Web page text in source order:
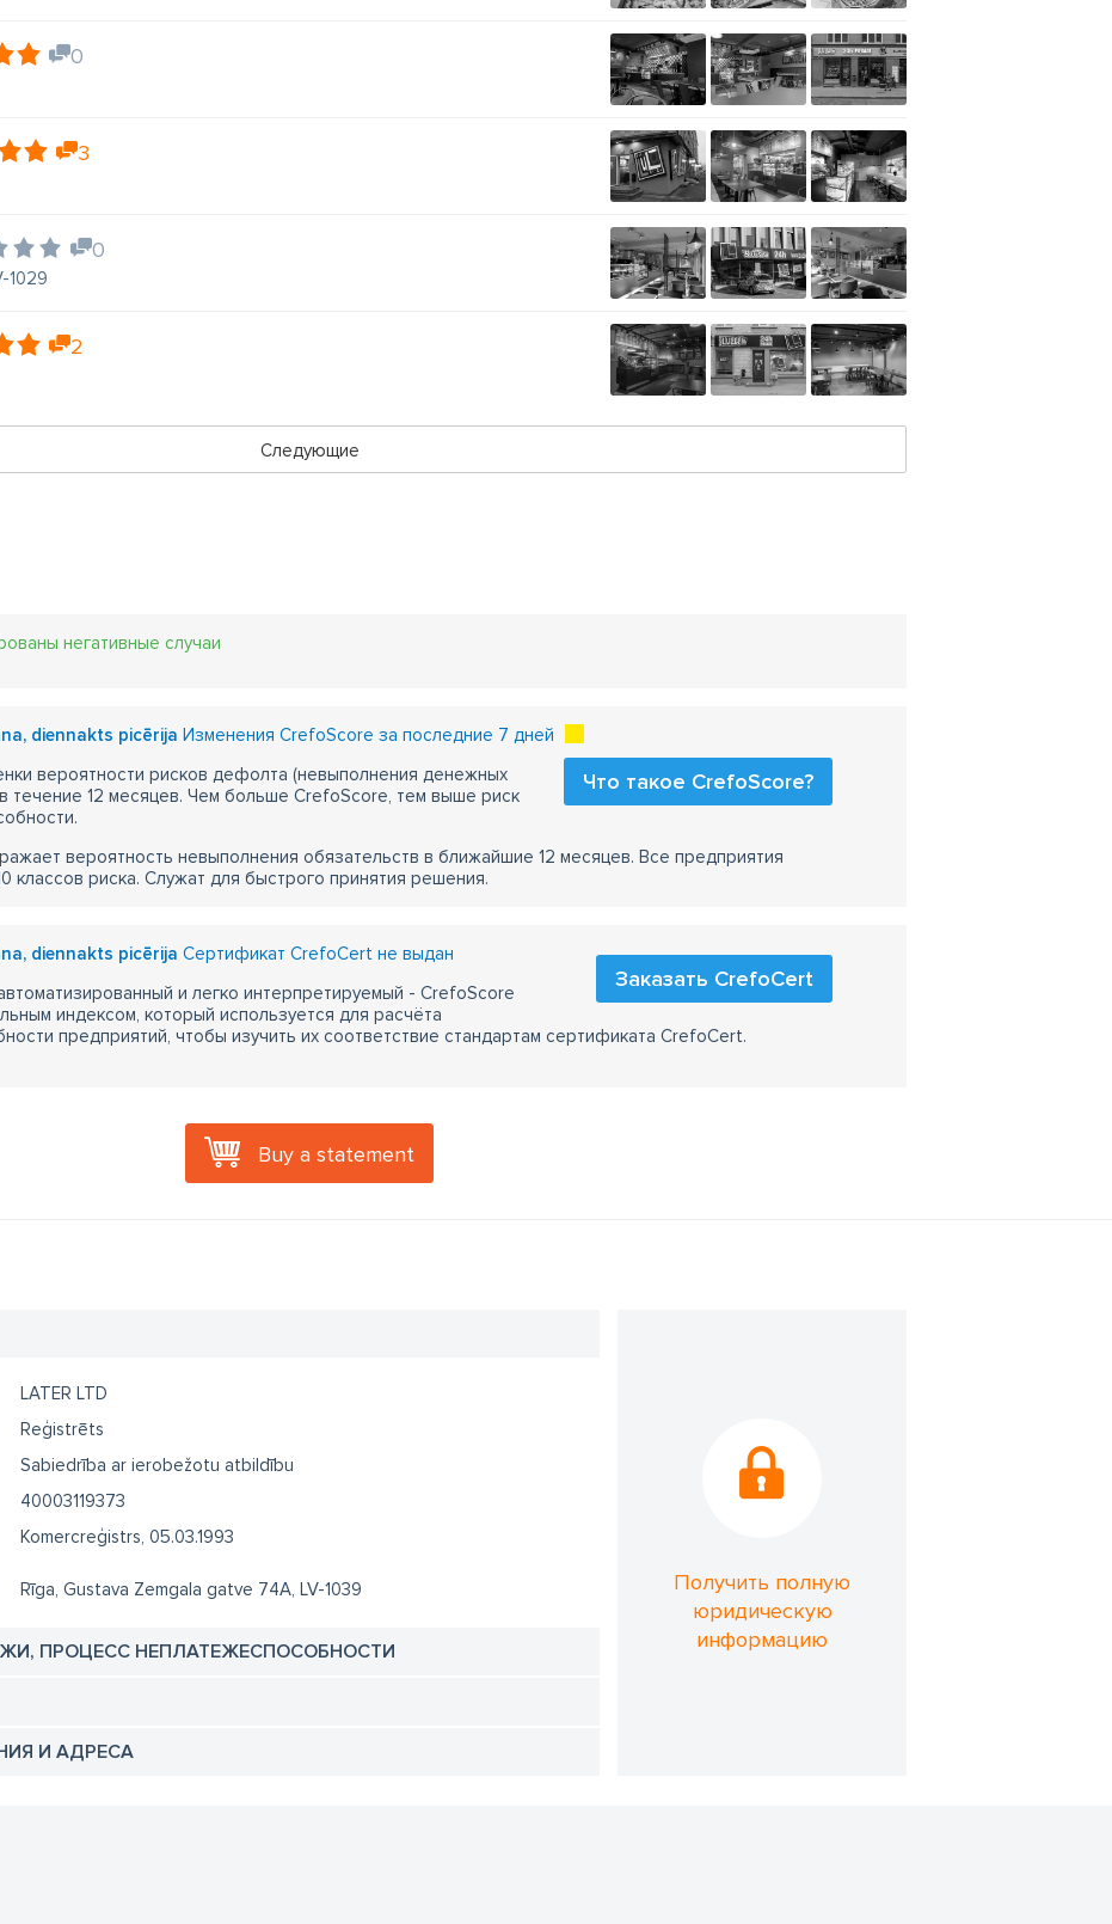
0
3
0
1029
2
Следующие
негативные случаи
diennakts picērija Изменения CrefoScore за последние 7 дней
Что такое CrefoScore?
вероятности рисков дефолта (невыполнения денежных
течение 12 месяцев. Чем больше CrefoScore, тем выше риск
вероятность невыполнения обязательств в ближайшие 12 месяцев. Все предприятия
классов риска. Служат для быстрого принятия решения.
diennakts picērija Сертификат CrefoCert не выдан
Заказать CrefoCert
и легко интерпретируемый - CrefoScore
индексом, который используется для расчёта
предприятий, чтобы изучить их соответствие стандартам сертификата CrefoCert.
Buy a statement
LATER LTD
Reģistrēts
Sabiedrība ar ierobežotu atbildību
40003119373
Komercreģistrs, 05.03.1993
Rīga, Gustava Zemgala gatve 74A, LV-1039
ПРОЦЕСС НЕПЛАТЕЖЕСПОСОБНОСТИ
И АДРЕСА
Получить полную
юридическую
информацию